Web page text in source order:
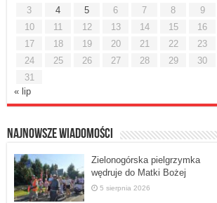
3
4 5 6 7 8
9
10
11 12 13 14 15
16
17
18 19 20 21 22
23
24
25 26 27 28 29
30
31
« lip
Najnowsze Wiadomości
Zielonogórska pielgrzymka
wędruje do Matki Bożej
5 sierpnia 2026